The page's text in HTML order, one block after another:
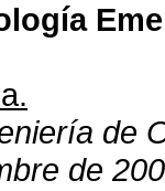
de
de